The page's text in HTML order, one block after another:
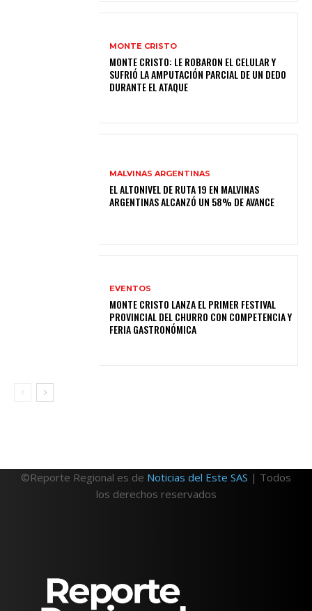
MONTE CRISTO
MONTE CRISTO: LE ROBARON EL CELULAR Y
SUFRIÓ LA AMPUTACIÓN PARCIAL DE UN DEDO
DURANTE EL ATAQUE
MALVINAS ARGENTINAS
EL ALTONIVEL DE RUTA 19 EN MALVINAS
ARGENTINAS ALCANZÓ UN 58% DE AVANCE
EVENTOS
MONTE CRISTO LANZA EL PRIMER FESTIVAL
PROVINCIAL DEL CHURRO CON COMPETENCIA Y
FERIA GASTRONÓMICA
©Reporte Regional es de Noticias del Este SAS | Todos
los derechos reservados